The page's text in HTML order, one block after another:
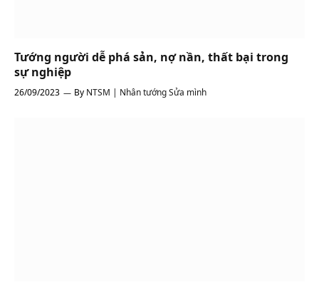
Tướng người dễ phá sản, nợ nần, thất bại trong
sự nghiệp
26/09/2023 By NTSM | Nhân tướng Sửa mình